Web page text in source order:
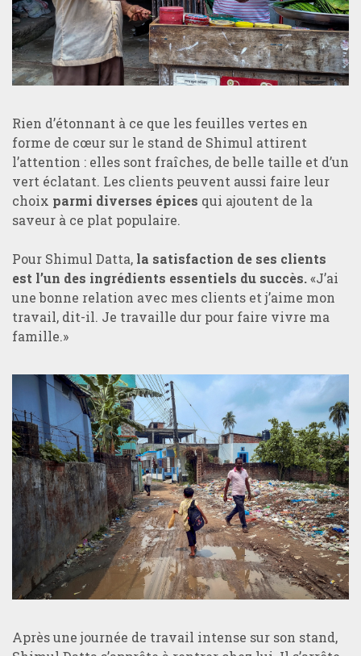
Rien d’étonnant à ce que les feuilles vertes en
forme de cœur sur le stand de Shimul attirent
l’attention : elles sont fraîches, de belle taille et d’un
vert éclatant. Les clients peuvent aussi faire leur
choix parmi diverses épices qui ajoutent de la
saveur à ce plat populaire.
Pour Shimul Datta, la satisfaction de ses clients
est l’un des ingrédients essentiels du succès.«J’ai
une bonne relation avec mes clients et j’aime mon
travail, dit-il. Je travaille dur pour faire vivre ma
famille.»
Après une journée de travail intense sur son stand,